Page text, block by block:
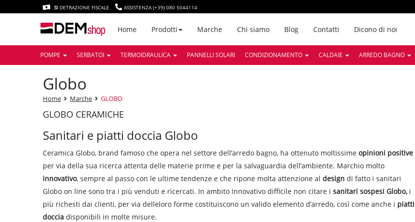
SI DETRAZIONE FISCALE ASSISTENZA (+39) 080 5044114
Home Prodotti Marche Chi siamo Blog Contatti Dicono di noi
POMPE SERBATOI TERMOIDRAULICA PANNELLI SOLARI CONDIZIONAMENTO CALDAIE ARREDO BAGNO
globo
Home Marche GLOBO
GLOBO CERAMICHE
Sanitari e piatti doccia Globo
Ceramica Globo, brand famoso che opera nel settore dell’arredo bagno, ha ottenuto moltissime opinioni positive
per via della sua ricerca attenta delle materie prime e per la salvaguardia dell’ambiente. Marchio molto
innovativo, sempre al passo con le ultime tendenze e che ripone molta attenzione al design di fatto i sanitari
Globo on line sono tra i più venduti e ricercati. In ambito innovativo difficile non citare i sanitari sospesi Globo, i
più richesti dai clienti, per via delleloro forme costituiscono un valido elemento d’arredo, così come anche i piatti
doccia disponibili in molte misure.